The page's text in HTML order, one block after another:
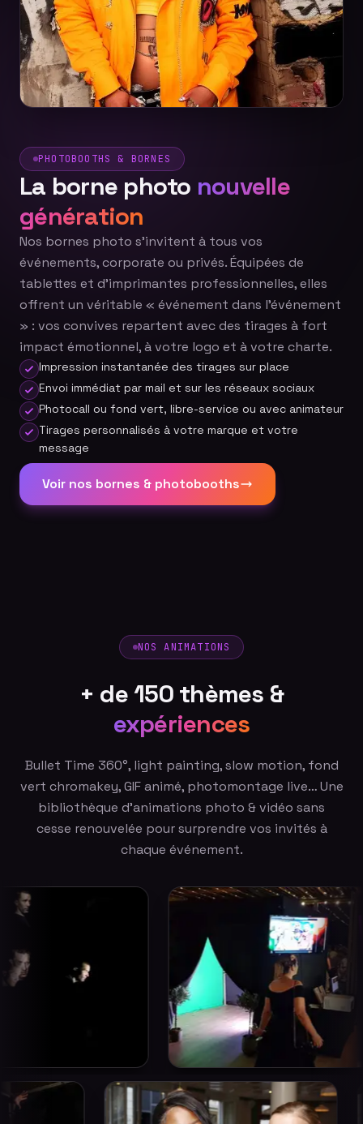
PHOTOBOOTHS & BORNES
La borne photo nouvelle
génération
Nos bornes photo s'invitent à tous vos
événements, corporate ou privés. Équipées de
tablettes et d'imprimantes professionnelles, elles
offrent un véritable « événement dans l'événement
» : vos convives repartent avec des tirages à fort
impact émotionnel, à votre logo et à votre charte.
Impression instantanée des tirages sur place
Envoi immédiat par mail et sur les réseaux sociaux
Photocall ou fond vert, libre-service ou avec animateur
Tirages personnalisés à votre marque et votre
message
Voir nos bornes & photobooths
NOS ANIMATIONS
+ de 150 thèmes &
expériences
Bullet Time 360°, light painting, slow motion, fond
vert chromakey, GIF animé, photomontage live… Une
bibliothèque d'animations photo & vidéo sans
cesse renouvelée pour surprendre vos invités à
chaque événement.